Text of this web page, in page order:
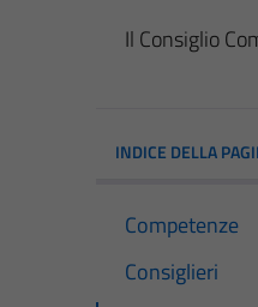
Il Consiglio
INDICE DELLA
Competenze
Consiglieri